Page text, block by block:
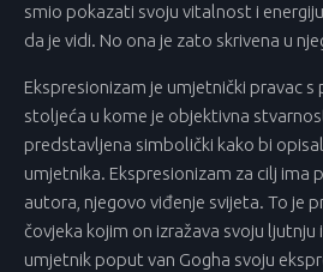
smio pokazati svoju vitalnost i
da je vidi. No ona je zato skrivena u
Ekspresionizam je umjetnički pravac
stoljeća u kome je objektivna
predstavljena simbolički kako bi
umjetnika. Ekspresionizam za cilj ima
autora, njegovo viđenje svijeta. To je
čovjeka kojim on izražava svoju ljutnju
umjetnik poput van Gogha svoju